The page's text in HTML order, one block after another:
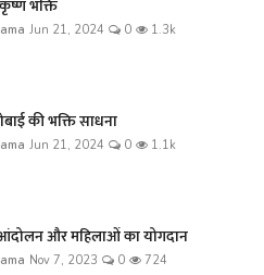
भक्ति
Jun 21, 2024 0 1.3k
की भक्ति साधना
Jun 21, 2024 0 1.1k
आंदोलन और महिलाओं का योगदान
Nov 7, 2023 0 724